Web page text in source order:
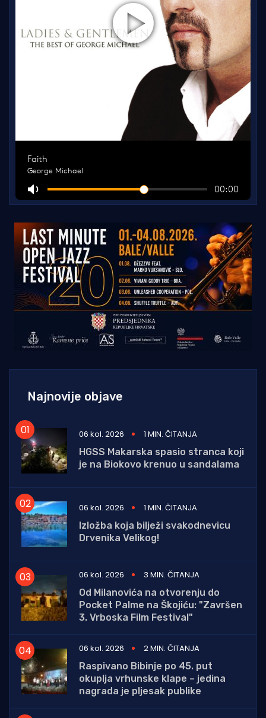
Najnovije objave
06 kol. 2026
1 MIN. ČITANJA
HGSS Makarska spasio stranca koji
je na Biokovo krenuo u sandalama
06 kol. 2026
1 MIN. ČITANJA
Izložba koja bilježi svakodnevicu
Drvenika Velikog!
06 kol. 2026
3 MIN. ČITANJA
Od Milanovića na otvorenju do
Pocket Palme na Škojiću: "Završen
3. Vrboska Film Festival"
06 kol. 2026
2 MIN. ČITANJA
Raspivano Bibinje po 45. put
okuplja vrhunske klape – jedina
nagrada je pljesak publike